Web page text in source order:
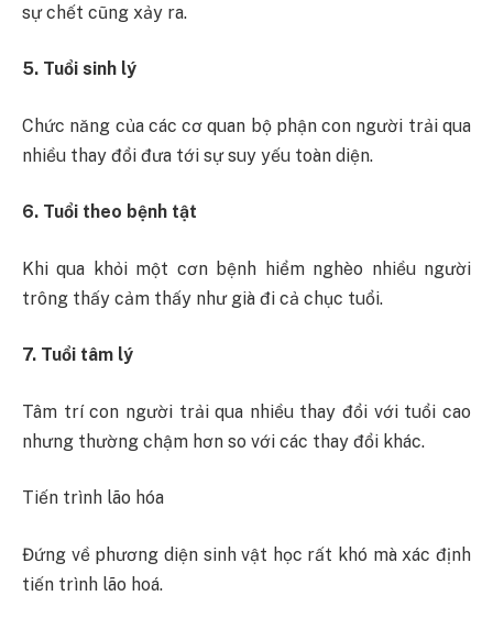
sự chết cũng xảy ra.
5. Tuổi sinh lý
Chức năng của các cơ quan bộ phận con người trải qua
nhiều thay đổi đưa tới sự suy yếu toàn diện.
6. Tuổi theo bệnh tật
Khi qua khỏi một cơn bệnh hiểm nghèo nhiều người
trông thấy cảm thấy như già đi cả chục tuổi.
7. Tuổi tâm lý
Tâm trí con người trải qua nhiều thay đổi với tuổi cao
nhưng thường chậm hơn so với các thay đổi khác.
Tiến trình lão hóa
Đứng về phương diện sinh vật học rất khó mà xác định
tiến trình lão hoá.